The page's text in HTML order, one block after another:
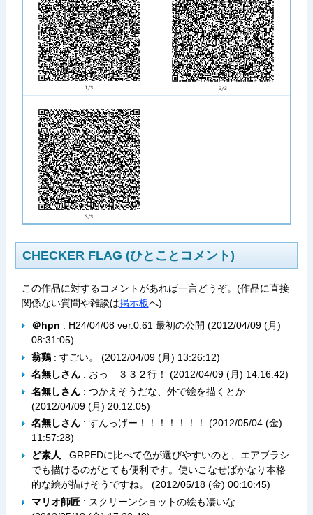
CHECKER FLAG (ひとことコメント)
この作品に対するコメントがあれば一言どうぞ。(作品に直接
関係ない質問や雑談は掲示板へ)
＠hpn : H24/04/08 ver.0.61 最初の公開 (2012/04/09 (月)
08:31:05)
翁鶏: すごい。 (2012/04/09 (月) 13:26:12)
名無しさん: おっ ３３２行！ (2012/04/09 (月) 14:16:42)
名無しさん: つかえそうだな、外で絵を描くとか
(2012/04/09 (月) 20:12:05)
名無しさん: すんっげー！！！！！！！ (2012/05/04 (金)
11:57:28)
ど素人 : GRPEDに比べて色が選びやすいのと、エアブラシ
でも描けるのがとても便利です。使いこなせばかなり本格
的な絵が描けそうですね。 (2012/05/18 (金) 00:10:45)
マリオ師匠: スクリーンショットの絵も凄いな